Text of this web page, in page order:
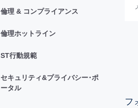
倫理 & コンプライアンス
倫理ホットライン
ST行動規範
セキュリティ&プライバシー･ポ
ータル
フ